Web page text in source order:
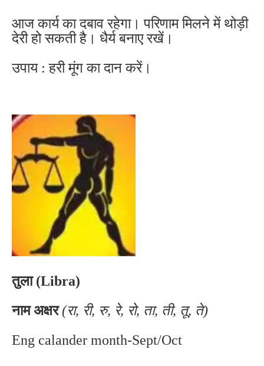
आज कार्य का दबाव रहेगा। परिणाम मिलने में थोड़ी
देरी हो सकती है। धैर्य बनाए रखें।
उपाय : हरी मूंग का दान करें।
तुला (Libra)
नाम अक्षर (रा, री, रु, रे, रो, ता, ती, तू, ते)
Eng calander month-Sept/Oct